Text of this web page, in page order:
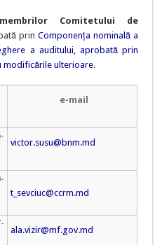
Comitetului de
prin Componența nominală a
a auditului, aprobată prin
modificările ulterioare.
e-mail
victor.susu@bnm.md
t_sevciuc@ccrm.md
ala.vizir@mf.gov.md